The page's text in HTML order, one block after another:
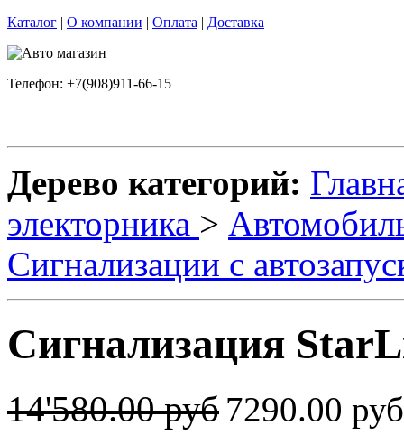
Каталог | О компании | Оплата | Доставка
Телефон: +7(908)911-66-15
Дерево категорий:
электорника >
Сигнализации с
Сигнализация
14'580.00 руб 7290.00